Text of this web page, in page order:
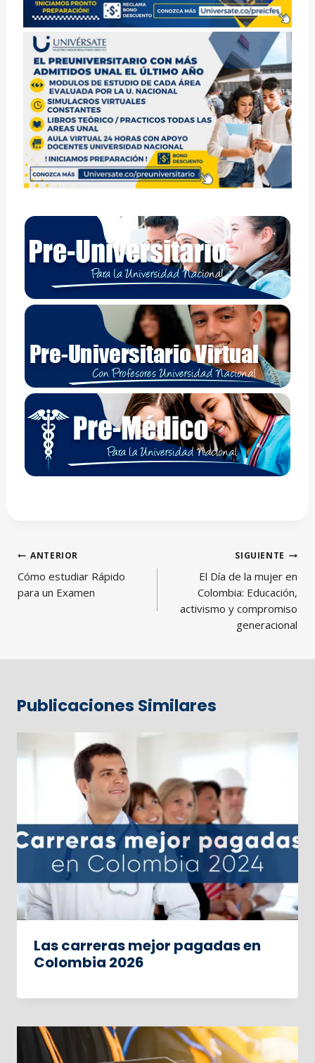
Navegación
de
entradas
ANTERIOR
Cómo estudiar Rápido
para un Examen
SIGUIENTE
El Día de la mujer en
Colombia: Educación,
activismo y compromiso
generacional
Publicaciones Similares
Las carreras mejor pagadas en
Colombia 2026